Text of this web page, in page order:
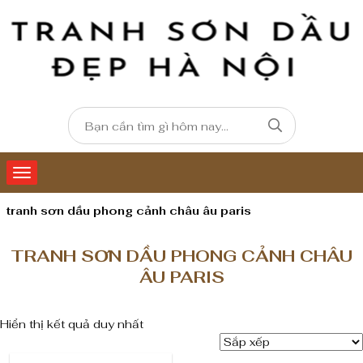
tranh sơn dầu phong cảnh châu âu paris
TRANH SƠN DẦU PHONG CẢNH CHÂU
ÂU PARIS
Hiển thị kết quả duy nhất